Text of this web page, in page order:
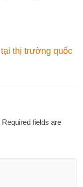
thị trường quốc
Required fields are